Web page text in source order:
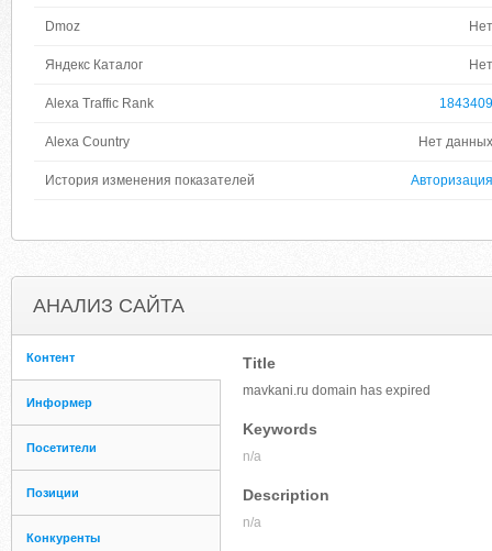
Dmoz Нет
Яндекс Каталог Нет
Alexa Traffic Rank 1843409
Alexa Country Нет данных
История изменения показателей Авторизация
АНАЛИЗ САЙТА
Контент
Информер
Посетители
Позиции
Конкуренты
Title
mavkani.ru domain has expired
Keywords
n/a
Description
n/a